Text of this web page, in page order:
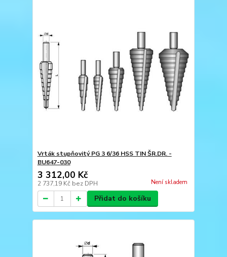
Vrták stupňovitý PG 3 6/36 HSS TIN ŠR.DR. -
BU647-030
3 312,00 Kč
2 737,19 Kč bez DPH Není skladem
Přidat do košíku